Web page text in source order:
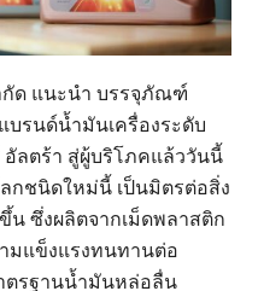
กัด แนะนำ บรรจุภัณฑ์
บรนด์น้ำมันเครื่องระดับ
อัลตร้า สู่ผู้บริโภคแล้ววันนี้
ชนิดใหม่นี้ เป็นมิตรต่อสิ่ง
ซึ่งผลิตจากเม็ดพลาสติก
มแข็งแรงทนทานต่อ
ตรฐานน้ำมันหล่อลื่น